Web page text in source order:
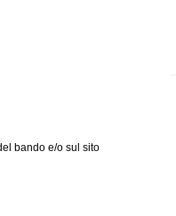
bando e/o sul sito